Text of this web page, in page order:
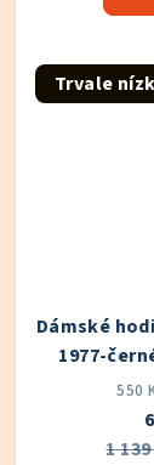
Trvale
Dámské
1977-
550
1